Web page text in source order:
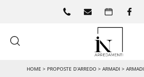
HOME > PROPOSTE D’ARREDO> ARMADI >